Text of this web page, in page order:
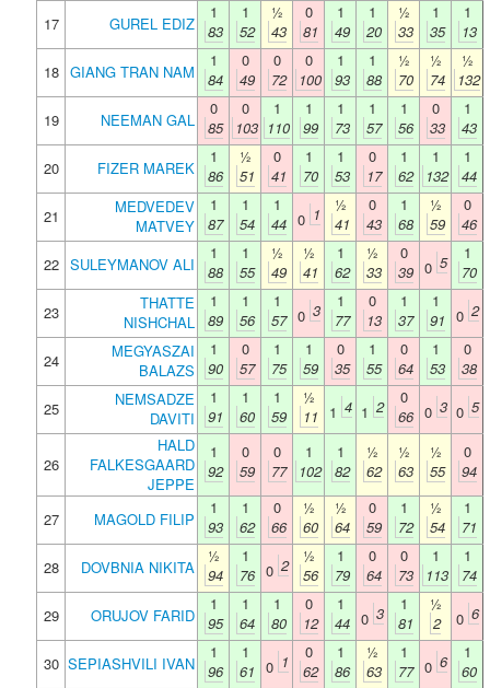
17 GUREL EDIZ
1
83
1
52
½
43
0
81
1
49
1
20
½
33
1
35
1
13
18 GIANG TRAN NAM
1
84
0
49
0
72
0
100
1
93
1
88
½
70
½
74
½
132
19
NEEMAN GAL
0
85
0
103
1
110
1
99
1
73
1
57
1
56
0
33
1
43
20
FIZER MAREK
1
86
½
51
0
41
1
70
1
53
0
17
1
62
1
132
1
44
21
MEDVEDEV
MATVEY
1
87
1
54
1
44 0 1
½
41
0
43
1
68
½
59
0
46
22 SULEYMANOV ALI
1
88
1
55
½
49
½
41
1
62
½
33
0
39 0 5
1
70
23
THATTE
NISHCHAL
1
89
1
56
1
57 0 3
1
77
0
13
1
37
1
91 0 2
24
MEGYASZAI
BALAZS
1
90
0
57
1
75
1
59
0
35
1
55
0
64
1
53
0
38
25
NEMSADZE
DAVITI
1
91
1
60
1
59
½
11
1 4 1 2
0
66 0 3 0 5
26
HALD
FALKESGAARD
JEPPE
1
92
0
59
0
77
1
102
1
82
½
62
½
63
½
55
0
94
27 MAGOLD FILIP
1
93
1
62
0
66
½
60
½
64
0
59
1
72
½
54
1
71
28
DOVBNIA NIKITA
½
94
1
76 0 2
½
56
1
79
0
64
0
73
1
113
1
74
29
ORUJOV FARID
1
95
1
64
1
80
0
12
1
44 0 3
1
81
½
2
0 6
30 SEPIASHVILI IVAN
1
96
1
61 0 1
0
62
1
86
½
63
1
77 0 6
1
60